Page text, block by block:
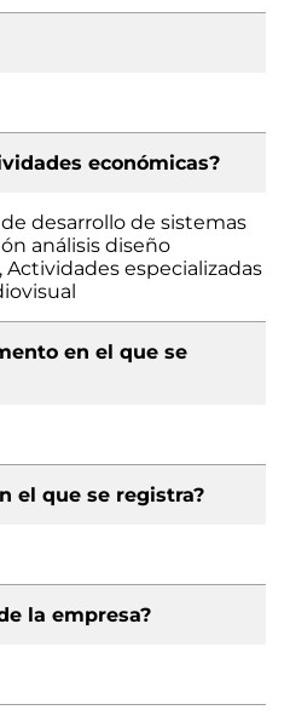
económicas?
desarrollo de sistemas
análisis diseño
especializadas
en el que se
el que se registra?
la empresa?